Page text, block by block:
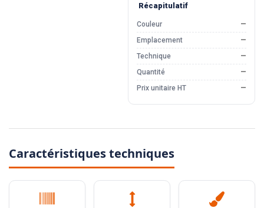
Récapitulatif
Couleur
—
Emplacement
—
Technique
—
Quantité
—
Prix unitaire HT
—
Caractéristiques techniques